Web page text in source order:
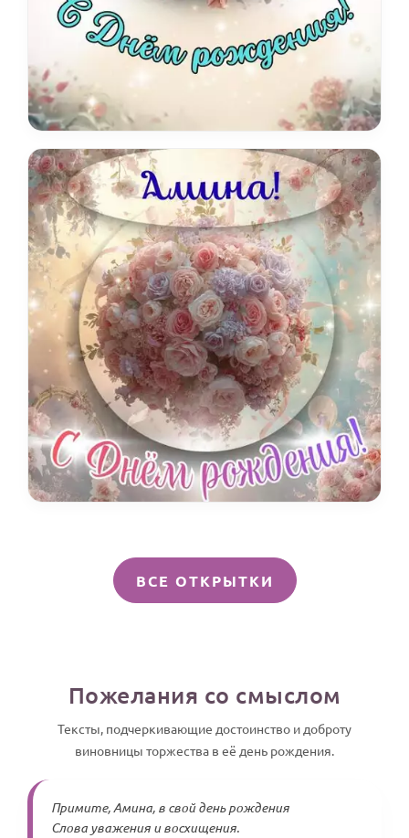
ВСЕ ОТКРЫТКИ
Пожелания со смыслом
Тексты, подчеркивающие достоинство и доброту
виновницы торжества в её день рождения.
Примите, Амина, в свой день рождения
Слова уважения и восхищения.